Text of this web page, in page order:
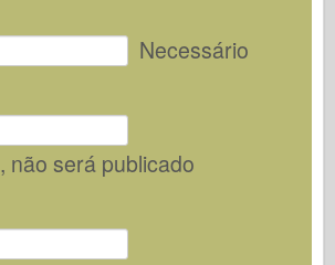
Necessário
, não será publicado